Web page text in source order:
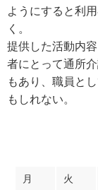
ようにすると利
く。
提供した活動内
者にとって通所
もあり、職員と
もしれない。
月 火